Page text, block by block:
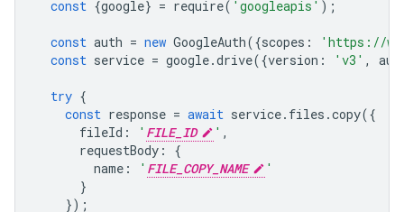
const {google} = require( 'googleapis' );
const auth = new GoogleAuth({scopes :
'https://
const service = google.drive({version : 'v3' ,
try {
const response = await service. files .copy({
fileId : ' FILE_ID ' ,
requestBody :
{
name : ' FILE_COPY_NAME
'
}
});